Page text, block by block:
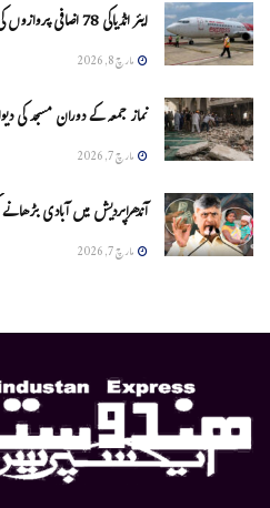
ایئر انڈیاکی 78 اضافی پروازوں کی شروعات
مارچ 8, 2026
نماز جمعہ کے دوران مسجد کی دیوار
مارچ 7, 2026
آندھراپردیش میں آبادی بڑھانے
مارچ 7, 2026